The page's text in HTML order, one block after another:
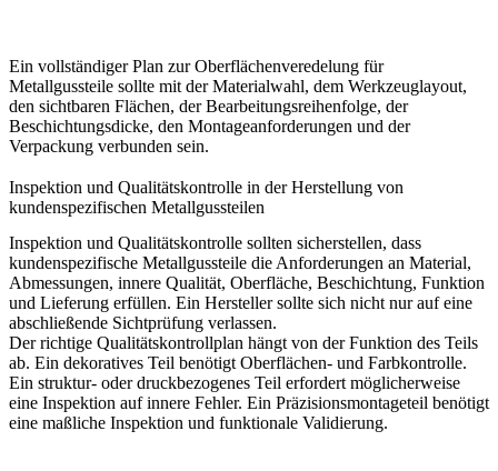
Ein vollständiger Plan zurOberflächenveredelung für
Metallgussteile sollte mit der Materialwahl, dem Werkzeuglayout,
den sichtbaren Flächen, der Bearbeitungsreihenfolge, der
Beschichtungsdicke, den Montageanforderungen und der
Verpackung verbunden sein.
Inspektion und Qualitätskontrolle in der Herstellung von
kundenspezifischen Metallgussteilen
Inspektion und Qualitätskontrolle sollten sicherstellen, dass
kundenspezifische Metallgussteile die Anforderungen an Material,
Abmessungen, innere Qualität, Oberfläche, Beschichtung, Funktion
und Lieferung erfüllen. Ein Hersteller sollte sich nicht nur auf eine
abschließende Sichtprüfung verlassen.
Der richtige Qualitätskontrollplan hängt von der Funktion des Teils
ab. Ein dekoratives Teil benötigt Oberflächen- und Farbkontrolle.
Ein struktur- oder druckbezogenes Teil erfordert möglicherweise
eine Inspektion auf innere Fehler. Ein Präzisionsmontageteil benötigt
eine maßliche Inspektion und funktionale Validierung.